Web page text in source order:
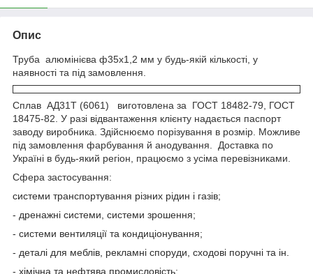
Опис
Труба алюмінієва ф35х1,2 мм у будь-якій кількості, у
наявності та під замовлення.
Сплав АД31Т (6061) виготовлена за ГОСТ 18482-79, ГОСТ
18475-82. У разі відвантаження клієнту надається паспорт
заводу виробника. Здійснюємо порізування в розмір. Можливе
під замовлення фарбування й анодування. Доставка по
Україні в будь-який регіон, працюємо з усіма перевізниками.
Сфера застосування:
системи транспортування різних рідин і газів;
- дренажні системи, системи зрошення;
- системи вентиляції та кондиціонування;
- деталі для меблів, рекламні споруди, сходові поручні та ін.
- хімічна та нефтява промисловість;